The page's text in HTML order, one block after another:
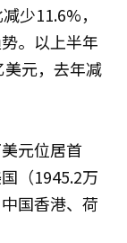
少11.6%，
。以上半年
元，去年减
元位居首
（1945.2万
国香港、荷